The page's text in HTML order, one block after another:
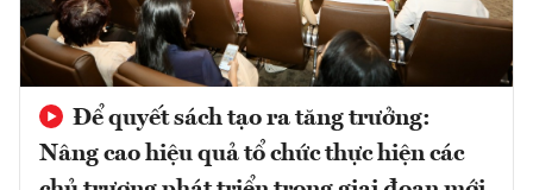
Để quyết sách tạo ra tăng trưởng:
Nâng cao hiệu quả tổ chức thực hiện các